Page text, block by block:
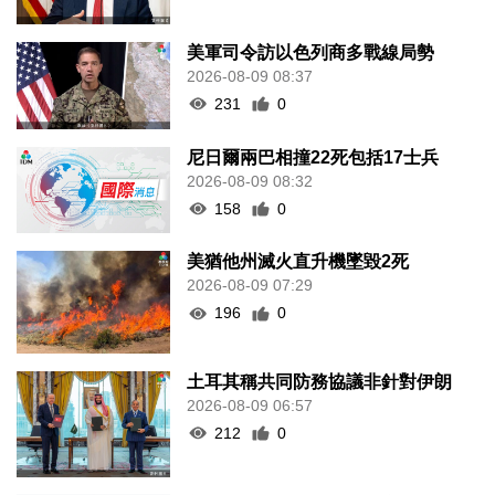
美軍司令訪以色列商多戰線局勢
2026-08-09 08:37
231
0
尼日爾兩巴相撞22死包括17士兵
2026-08-09 08:32
158
0
美猶他州滅火直升機墜毀2死
2026-08-09 07:29
196
0
土耳其稱共同防務協議非針對伊朗
2026-08-09 06:57
212
0